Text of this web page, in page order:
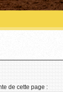
de cette page :